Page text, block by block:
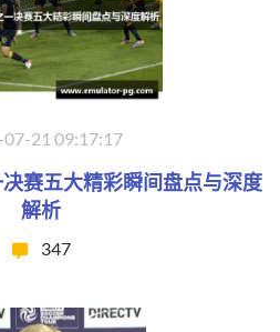
21 09:17:17
赛五大精彩瞬间盘点与深度
解析
347